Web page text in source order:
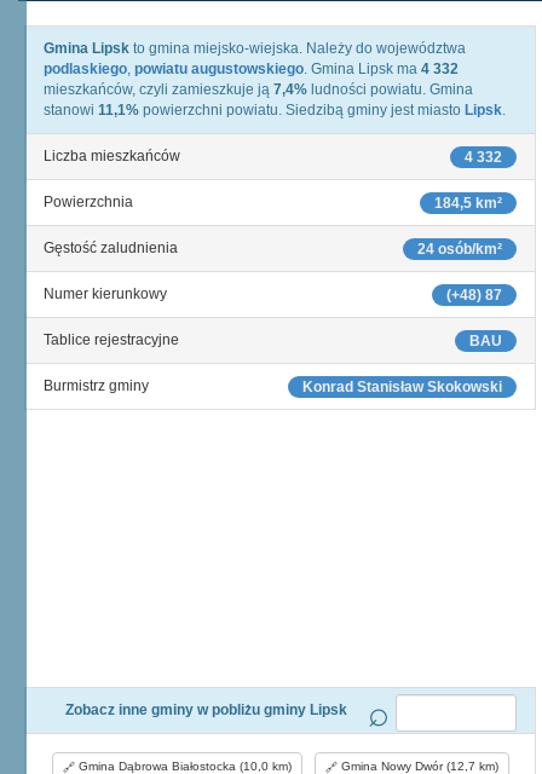
Gmina Lipsk to gmina miejsko-wiejska. Należy do województwa
podlaskiego, powiatu augustowskiego. Gmina Lipsk ma 4 332
mieszkańców, czyli zamieszkuje ją 7,4% ludności powiatu. Gmina
stanowi 11,1% powierzchni powiatu. Siedzibą gminy jest miasto Lipsk.
4 332
Liczba mieszkańców
184,5 km²
Powierzchnia
24 osób/km²
Gęstość zaludnienia
(+48) 87
Numer kierunkowy
BAU
Tablice rejestracyjne
Konrad Stanisław Skokowski
Burmistrz gminy
Zobacz inne gminy w pobliżu gminy Lipsk
Gmina Dąbrowa Białostocka (10,0 km) Gmina Nowy Dwór (12,7 km)